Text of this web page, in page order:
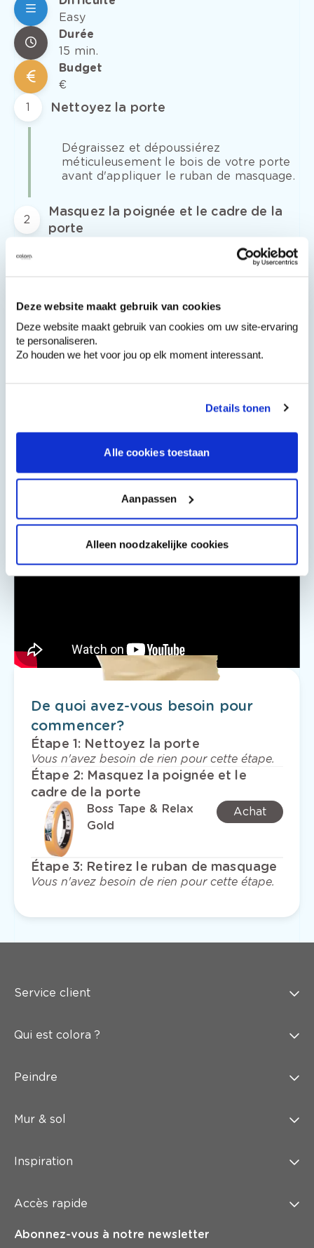
Deze website maakt gebruik van cookies
Deze website maakt gebruik van cookies om uw site-ervaring
te personaliseren.
Zo houden we het voor jou op elk moment interessant.
Details tonen
Alle cookies toestaan
Aanpassen
Alleen noodzakelijke cookies
Easy
Durée
15 min.
Budget
€
1
Nettoyez la porte
Dégraissez et dépoussiérez
méticuleusement le bois de votre porte
avant d'appliquer le ruban de masquage.
2
Masquez la poignée et le cadre de la
porte
Protégez la poignée et le cadre de la
3 Retirez le ruban de masquage
couche de peinture. Ainsi, vous obtenez
une belle séparation entre vos murs et le
cadre de votre porte et vous évitez une
Regardez la vidéo de la peinture
De quoi avez-vous besoin pour
commencer?
Étape 1: Nettoyez la porte
Vous n'avez besoin de rien pour cette étape.
Étape 2: Masquez la poignée et le
cadre de la porte
Boss Tape & Relax
Gold
Achat
Étape 3: Retirez le ruban de masquage
Vous n'avez besoin de rien pour cette étape.
Service client
Qui est colora ?
Peindre
Mur & sol
Inspiration
Accès rapide
Abonnez-vous à notre newsletter